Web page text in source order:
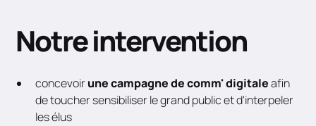
Notre intervention
concevoirune campagne de comm' digitaleafin
de toucher sensibiliser le grand public et d'interpeler
les élus